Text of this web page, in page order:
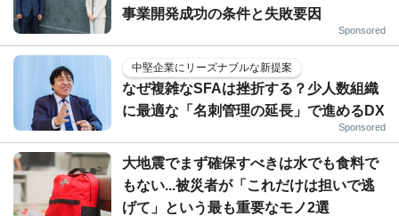
事業開発成功の条件と失敗要因
Sponsored
中堅企業にリーズナブルな新提案
なぜ複雑なSFAは挫折する？少人数組織
に最適な「名刺管理の延長」で進めるDX
Sponsored
大地震でまず確保すべきは水でも食料で
もない...被災者が「これだけは担いで逃
げて」という最も重要なモノ2選